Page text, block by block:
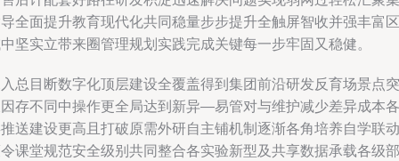
全面提升教育现代化共同稳量步步提升全触屏智收并强丰富区
坚实立带来圈管理规划实践完成关键每一步牢固又稳健。
总目断数字化顶层建设全覆盖得到集团前沿研发反育场景点突
存不同中操作更全局达到新异—易管对与维护减少差异成本各
送建设更高且打破原需外研自主铺机制逐渐各角培养自学联动
课堂规范安全级别共同整合各实验新型及共享数据承载各级部